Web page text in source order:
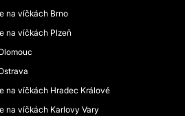
na víčkách Brno
na víčkách Plzeň
na víčkách Hradec Králové
na víčkách Karlovy Vary